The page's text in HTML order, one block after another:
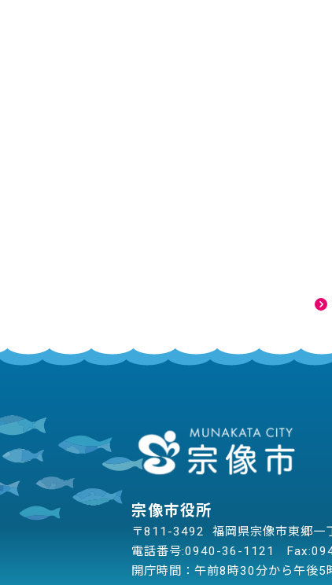
宗像市役所
〒811-3492 福岡県宗像市東郷一
電話番号:0940-36-1121
開庁時間：午前8時30分から午後5